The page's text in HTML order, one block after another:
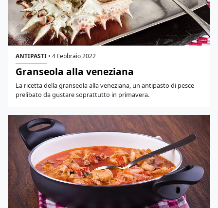
ANTIPASTI • 4 Febbraio 2022
Granseola alla veneziana
La ricetta della granseola alla veneziana, un antipasto di pesce
prelibato da gustare soprattutto in primavera.